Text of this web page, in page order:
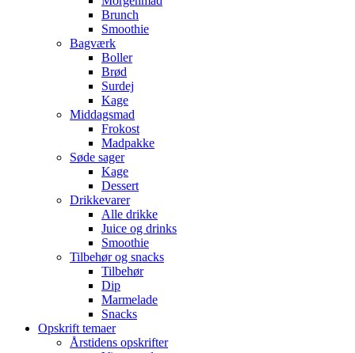
Brunch
Smoothie
Bagværk
Boller
Brød
Surdej
Kage
Middagsmad
Frokost
Madpakke
Søde sager
Kage
Dessert
Drikkevarer
Alle drikke
Juice og drinks
Smoothie
Tilbehør og snacks
Tilbehør
Dip
Marmelade
Snacks
Opskrift temaer
Årstidens opskrifter